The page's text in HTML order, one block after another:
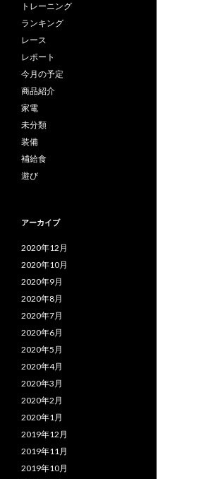
トレーニング
ランキング
レース
レポート
今月の予定
商品紹介
家電
未分類
装備
補給食
遊び
アーカイブ
2020年12月
2020年10月
2020年9月
2020年8月
2020年7月
2020年6月
2020年5月
2020年4月
2020年3月
2020年2月
2020年1月
2019年12月
2019年11月
2019年10月